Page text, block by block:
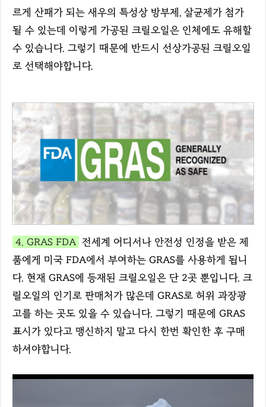
르게 산패가 되는 새우의 특성상 방부제, 살균제가 첨가
될 수 있는데 이렇게 가공된 크릴오일은 인체에도 유해할
수 있습니다. 그렇기 때문에 반드시 선상가공된 크릴오일
로 선택해야합니다.
4. GRAS FDA
전세계 어디서나 안전성 인정을 받은 제
품에게 미국 FDA에서 부여하는 GRAS를 사용하게 됩니
다. 현재 GRAS에 등재된 크릴오일은 단 2곳 뿐입니다. 크
릴오일의 인기로 판매처가 많은데 GRAS로 허위 과장광
고를 하는 곳도 있을 수 있습니다. 그렇기 때문에 GRAS
표시가 있다고 맹신하지 말고 다시 한번 확인한 후 구매
하셔야합니다.